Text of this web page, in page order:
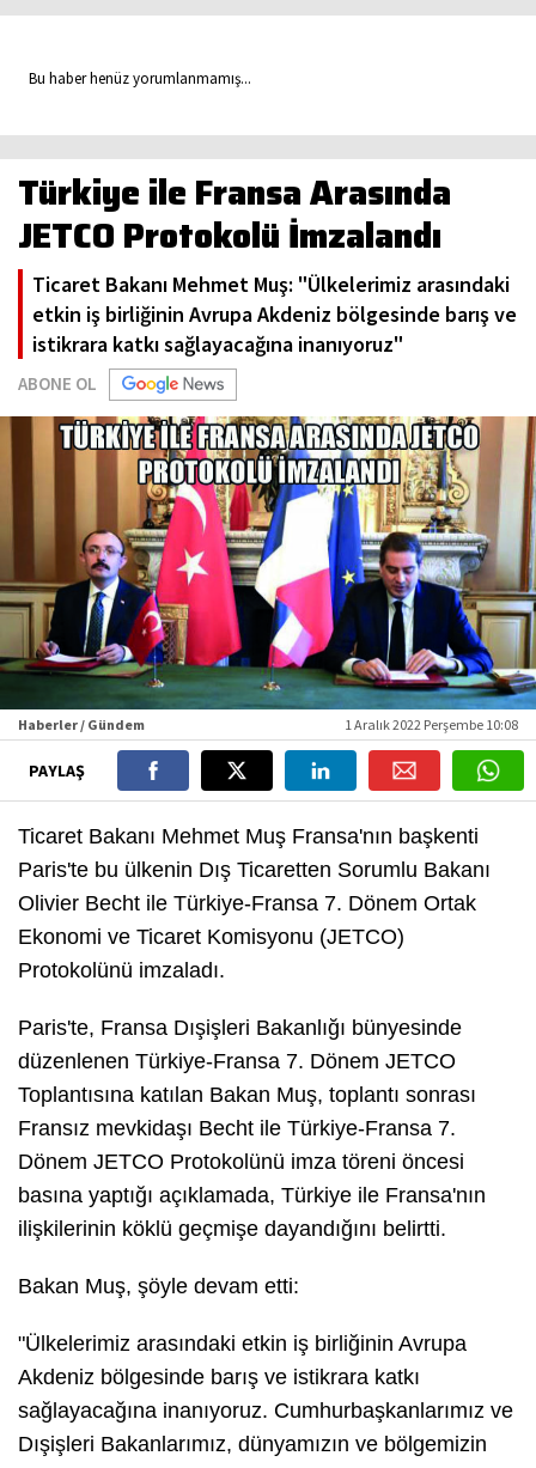
Bu haber henüz yorumlanmamış...
Türkiye ile Fransa Arasında
JETCO Protokolü İmzalandı
Ticaret Bakanı Mehmet Muş: "Ülkelerimiz arasındaki
etkin iş birliğinin Avrupa Akdeniz bölgesinde barış ve
istikrara katkı sağlayacağına inanıyoruz"
ABONE OL
Haberler / Gündem 1 Aralık 2022 Perşembe 10:08
PAYLAŞ
Ticaret Bakanı Mehmet Muş Fransa'nın başkenti
Paris'te bu ülkenin Dış Ticaretten Sorumlu Bakanı
Olivier Becht ile Türkiye-Fransa 7. Dönem Ortak
Ekonomi ve Ticaret Komisyonu (JETCO)
Protokolünü imzaladı.
Paris'te, Fransa Dışişleri Bakanlığı bünyesinde
düzenlenen Türkiye-Fransa 7. Dönem JETCO
Toplantısına katılan Bakan Muş, toplantı sonrası
Fransız mevkidaşı Becht ile Türkiye-Fransa 7.
Dönem JETCO Protokolünü imza töreni öncesi
basına yaptığı açıklamada, Türkiye ile Fransa'nın
ilişkilerinin köklü geçmişe dayandığını belirtti.
Bakan Muş, şöyle devam etti:
"Ülkelerimiz arasındaki etkin iş birliğinin Avrupa
Akdeniz bölgesinde barış ve istikrara katkı
sağlayacağına inanıyoruz. Cumhurbaşkanlarımız ve
Dışişleri Bakanlarımız, dünyamızın ve bölgemizin